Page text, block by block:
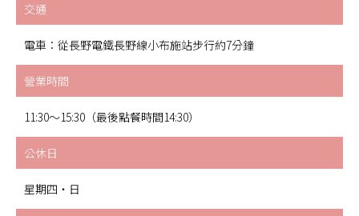
交通
電車：從長野電鐵長野線小布施站步行約7分鐘
營業時間
11:30～15:30（最後點餐時間14:30）
公休日
星期四・日